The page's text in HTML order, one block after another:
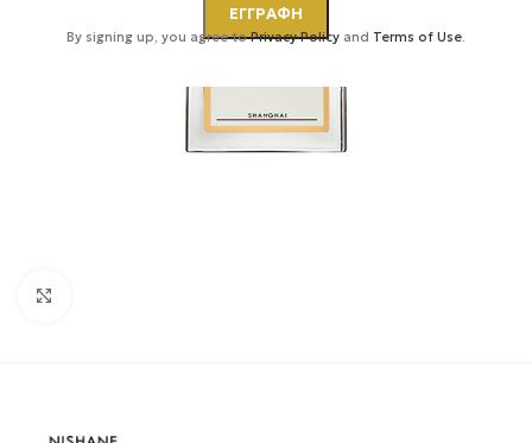
By signing up, you agree toPrivacy Policy and Terms of Use.